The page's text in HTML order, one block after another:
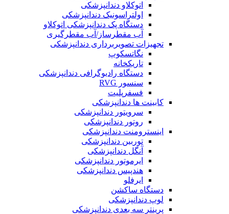
اتوکلاو دندانپزشکی
اولتراسونیک دندانپزشکی
دستگاه پک دندانپزشکی اتوکلاو
آب مقطرساز/آب مقطرگیری
تجهیزات تصویربرداری دندانپزشکی
نگاتسکوپ
تاریکخانه
دستگاه‌ رادیوگرافی دندانپزشکی
سنسور RVG
فسفرپلیت
کابینت ها دندانپزشکی
سرویتور دندانپزشکی
روتور دندانپزشکی
اینسترومنت دندانپزشکی
توربین دندانپزشکی
آنگل دندانپزشکی
ایرموتور دندانپزشکی
هندپیس دندانپزشکی
ایرفلو
دستگاه ساکشن
لوپ دندانپزشکی
پرینتر سه بعدی دندانپزشکی